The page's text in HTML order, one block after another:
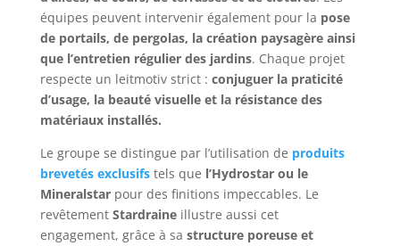
équipes peuvent intervenir également pour la pose
de portails, de pergolas, la création paysagère ainsi
que l’entretien régulier des jardins. Chaque projet
respecte un leitmotiv strict : conjuguer la praticité
d’usage, la beauté visuelle et la résistance des
matériaux installés.
Le groupe se distingue par l’utilisation de produits
brevetés exclusifstels que l’Hydrostar ou le
Mineralstarpour des finitions impeccables. Le
revêtement Stardraineillustre aussi cet
engagement, grâce à sa structure poreuse et